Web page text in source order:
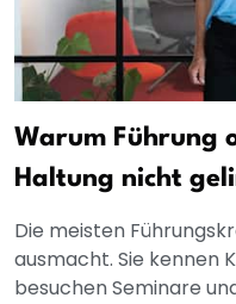
Warum Führung
Haltung nicht
Die meisten
ausmacht. Sie kennen
besuchen Seminare